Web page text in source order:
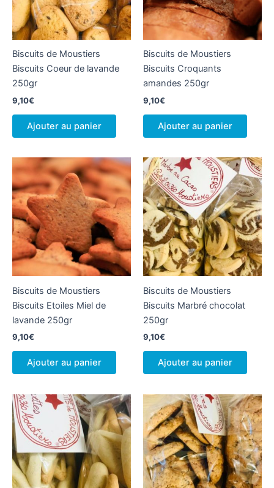
Biscuits de Moustiers
Biscuits Coeur de lavande
250gr
9,10€
Ajouter au panier
Biscuits de Moustiers
Biscuits Croquants
amandes 250gr
9,10€
Ajouter au panier
Biscuits de Moustiers
Biscuits Etoiles Miel de
lavande 250gr
9,10€
Ajouter au panier
Biscuits de Moustiers
Biscuits Marbré chocolat
250gr
9,10€
Ajouter au panier